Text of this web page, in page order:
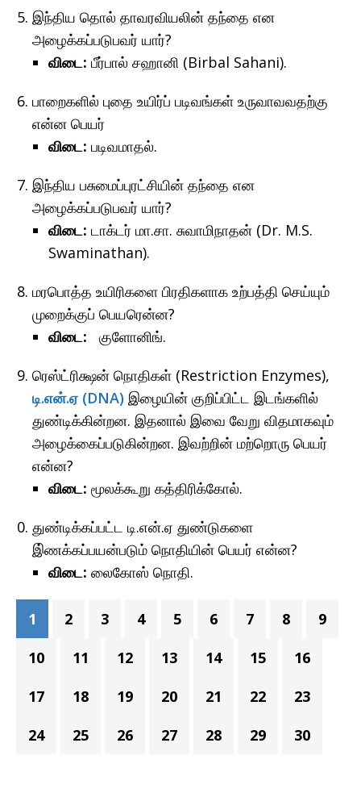
இந்திய தொல் தாவரவியலின் தந்தை என
அழைக்கப்படுபவர் யார்?
விடை: பீர்பால் சஹானி (Birbal Sahani).
பாறைகளில் புதை உயிர்ப் படிவங்கள் உருவாவவதற்கு
என்ன பெயர்
விடை: படிவமாதல்.
இந்திய பசுமைப்புரட்சியின் தந்தை என
அழைக்கப்படுபவர் யார்?
விடை: டாக்டர் மா.சா. சுவாமிநாதன் (Dr. M.S.
Swaminathan).
மரபொத்த உயிரிகளை பிரதிகளாக உற்பத்தி செய்யும்
முறைக்குப் பெயரென்ன?
விடை: குளோனிங்.
ரெஸ்ட்ரிக்ஷன் நொதிகள் (Restriction Enzymes),
டி.என்.ஏ (DNA) இழையின் குறிப்பிட்ட இடங்களில்
துண்டிக்கின்றன. இதனால் இவை வேறு விதமாகவும்
அழைக்கைப்படுகின்றன. இவற்றின் மற்றொரு பெயர்
என்ன?
விடை: மூலக்கூறு கத்திரிக்கோல்.
துண்டிக்கப்பட்ட டி.என்.ஏ துண்டுகளை
இ்ணக்கப்பயன்படும் நொதியின் பெயர் என்ன?
விடை: லைகோஸ் நொதி.
1 2 3 4 5 6 7 8
9
10
11 12 13 14 15
16
17
18 19 20 21 22
23
24
25 26 27 28 29 30